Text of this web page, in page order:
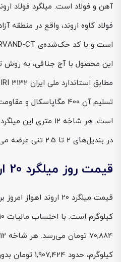
فولاد کاوه اروند، واقع در منطقه
در بندیل‌های 2 تا 2.5 تنی عرضه می‌شود.
قیمت روز میلگرد 20 اروند اهواز
کیلوگرم، حدود